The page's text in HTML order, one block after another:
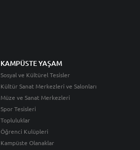
KAMPÜSTE YAŞAM
Sosyal ve Kültürel Tesisler
Kültür Sanat Merkezleri ve Salonları
Müze ve Sanat Merkezleri
Spor Tesisleri
Topluluklar
Öğrenci Kulüpleri
Kampüste Olanaklar